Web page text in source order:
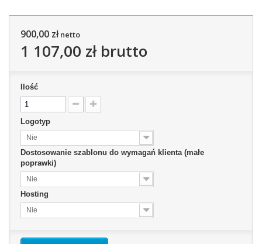
900,00 złnetto
1 107,00 złbrutto
Ilość
Logotyp
Nie
Dostosowanie szablonu do wymagań klienta (małe
poprawki)
Nie
Hosting
Nie